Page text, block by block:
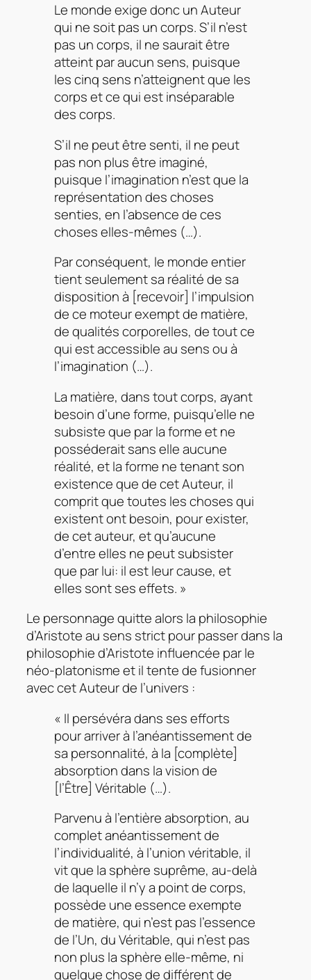
Le monde exige donc un Auteur
qui ne soit pas un corps. S’il n’est
pas un corps, il ne saurait être
atteint par aucun sens, puisque
les cinq sens n’atteignent que les
corps et ce qui est inséparable
des corps.
S’il ne peut être senti, il ne peut
pas non plus être imaginé,
puisque l’imagination n’est que la
représentation des choses
senties, en l’absence de ces
choses elles-mêmes (…).
Par conséquent, le monde entier
tient seulement sa réalité de sa
disposition à [recevoir] l’impulsion
de ce moteur exempt de matière,
de qualités corporelles, de tout ce
qui est accessible au sens ou à
l’imagination (…).
La matière, dans tout corps, ayant
besoin d’une forme, puisqu’elle ne
subsiste que par la forme et ne
posséderait sans elle aucune
réalité, et la forme ne tenant son
existence que de cet Auteur, il
comprit que toutes les choses qui
existent ont besoin, pour exister,
de cet auteur, et qu’aucune
d’entre elles ne peut subsister
que par lui: il est leur cause, et
elles sont ses effets. »
Le personnage quitte alors la philosophie
d’Aristote au sens strict pour passer dans la
philosophie d’Aristote influencée par le
néo-platonisme et il tente de fusionner
avec cet Auteur de l’univers :
« Il persévéra dans ses efforts
pour arriver à l’anéantissement de
sa personnalité, à la [complète]
absorption dans la vision de
[l’Être] Véritable (…).
Parvenu à l’entière absorption, au
complet anéantissement de
l’individualité, à l’union véritable, il
vit que la sphère suprême, au-delà
de laquelle il n’y a point de corps,
possède une essence exempte
de matière, qui n’est pas l’essence
de l’Un, du Véritable, qui n’est pas
non plus la sphère elle-même, ni
quelque chose de différent de